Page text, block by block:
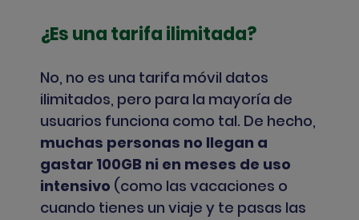
¿Es una tarifa ilimitada?
No, no es una tarifa móvil datos
ilimitados, pero para la mayoría de
usuarios funciona como tal. De hecho,
muchas personas no llegan a
gastar 100GB ni en meses de uso
intensivo (como las vacaciones o
cuando tienes un viaje y te pasas las